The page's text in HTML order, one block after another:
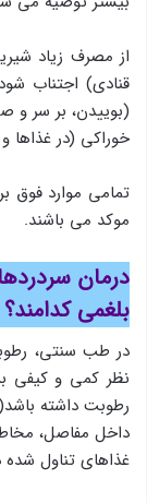
از مصرف زیاد
قنادی) اجتناب
(بوییدن، بر سر و
خوراکی (در
تمامی موارد فوق
موکد می باشند.
درمان
بلغمی کدامند؟
در طب سنتی،
نظر کمی و کیفی
رطوبت داشته
داخل مفاصل،
غذاهای تناول